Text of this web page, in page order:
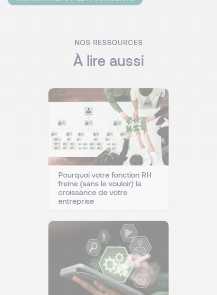
NOS RESSOURCES
À lire aussi
Pourquoi votre fonction RH
freine (sans le vouloir) la
croissance de votre
entreprise